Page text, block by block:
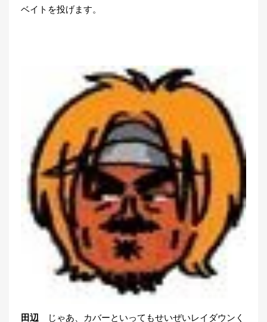
ベイトを投げます。
田辺 じゃあ、カバーといってもせいぜいレイダウンく